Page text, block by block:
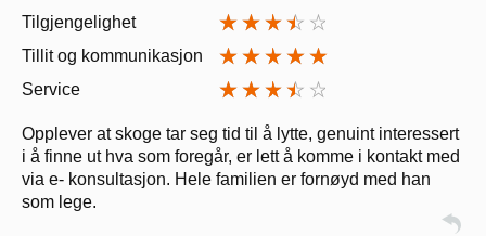
Tilgjengelighet
Tillit og kommunikasjon
Service
Opplever at skoge tar seg tid til å lytte, genuint interessert
i å finne ut hva som foregår, er lett å komme i kontakt med
via e- konsultasjon. Hele familien er fornøyd med han
som lege.